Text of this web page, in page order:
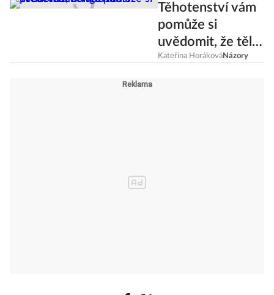
Těhotenství vám
pomůže si
uvědomit, že tělo
musí především
Kateřina HorákováNázory